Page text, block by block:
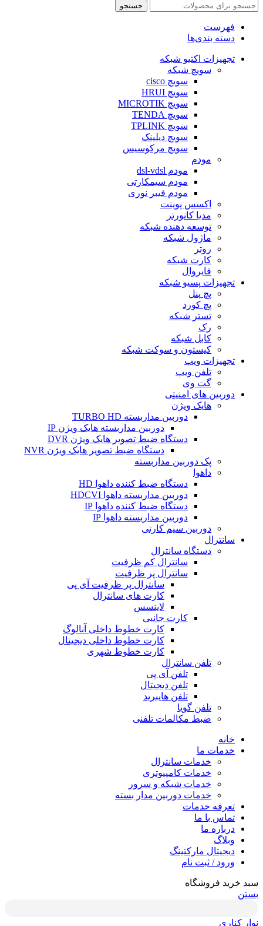
جستجو
فهرست
دسته بندی‌ها
تجهیزات اکتیو شبکه
سویچ شبکه
سویچ cisco
سویچ HRUI
سویچ MICROTIK
سویچ TENDA
سویچ TPLINK
سویچ دیلینک
سویچ مرکوسیس
مودم
مودم dsl-vdsl
مودم سیمکارتی
مودم فیبر نوری
اکسس پوینت
مدیا کانورتر
توسعه دهنده شبکه
ماژول شبکه
روتر
کارت شبکه
فایروال
تجهیزات پسیو شبکه
پچ پنل
پچ کورد
تستر شبکه
رک
کابل شبکه
کیستون و سوکت شبکه
تجهیزات ویپ
تلفن ویپ
گت وی
دوربین های امنیتی
هایک ویژن
دوربین مداربسته TURBO HD
دوربین مداربسته هایک ویژن IP
دستگاه ضبط تصویر هایک ویژن DVR
دستگاه ضبط تصویر هایک ویژن NVR
پک دوربین مداربسته
داهوا
دستگاه ضبط کننده داهوا HD
دوربین مداربسته داهوا HDCVI
دستگاه ضبط کننده داهوا IP
دوربین مداربسته داهوا IP
دوربین سیم کارتی
سانترال
دستگاه سانترال
سانترال کم ظرفیت
سانترال پر ظرفیت
سانترال پر ظرفیت آی پی
کارت های سانترال
لاینسس
کارت جانبی
کارت خطوط داخلی آنالوگ
کارت خطوط داخلی دیجیتال
کارت خطوط شهری
تلفن سانترال
تلفن آی پی
تلفن دیجیتال
تلفن هایبرید
تلفن گویا
ضبط مکالمات تلفنی
خانه
خدمات ما
خدمات سانترال
خدمات کامپیوتری
خدمات شبکه و سرور
خدمات دوربین مدار بسته
تعرفه خدمات
تماس با ما
درباره ما
وبلاگ
دیجیتال مارکتینگ
ورود / ثبت نام
سبد خرید فروشگاه
بستن
نوار کناری